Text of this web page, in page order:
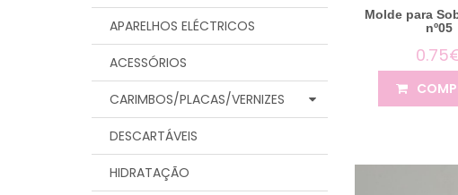
APARELHOS ELÉCTRICOS
ACESSÓRIOS
CARIMBOS/PLACAS/VERNIZES
DESCARTÁVEIS
HIDRATAÇÃO
Molde para
nº05